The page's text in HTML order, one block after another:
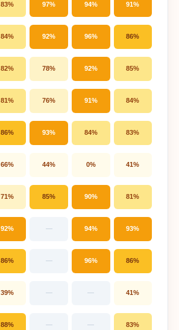
83% 97% 94% 91%
84% 92% 96% 86%
82% 78% 92% 85%
81% 76% 91% 84%
86% 93% 84% 83%
66% 44% 0% 41%
71% 85% 90% 81%
92% — 94% 93%
86% — 96% 86%
39% — — 41%
88% — — 83%